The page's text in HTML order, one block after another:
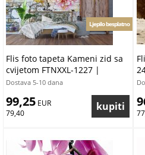
Flis foto tapeta Kameni zid sa
cvijetom FTNXXL-1227 |
360x270 cm
Ljepilo besplatno
Dostava 5-10 dana
99,25 EUR
79,40